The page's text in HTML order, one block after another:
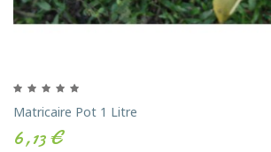
Matricaire Pot 1 Litre
6,13 €